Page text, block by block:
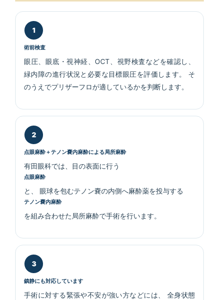
術前検査
眼圧、眼底・視神経、OCT、視野検査などを確認し、
緑内障の進行状況と必要な目標眼圧を評価します。 そ
のうえでプリザーフロが適しているかを判断します。
点眼麻酔＋テノン嚢内麻酔による局所麻酔
有田眼科では、目の表面に行う
点眼麻酔
と、 眼球を包むテノン嚢の内側へ麻酔薬を投与する
テノン嚢内麻酔
を組み合わせた局所麻酔で手術を行います。
鎮静にも対応しています
手術に対する緊張や不安が強い方などには、 全身状態